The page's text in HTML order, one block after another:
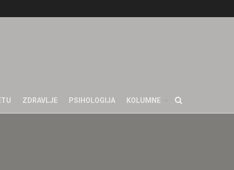
ZDRAVLJE PSIHOLOGIJA KOLUMNE